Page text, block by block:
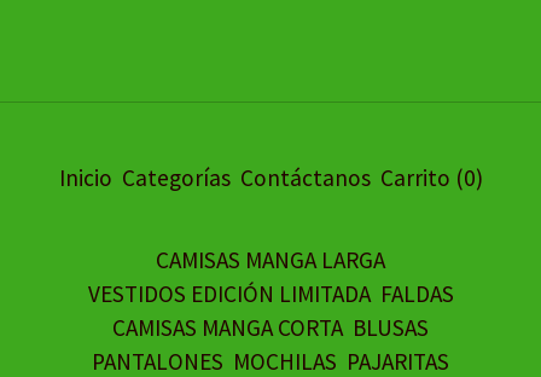
Inicio Categorías Contáctanos Carrito (0)
CAMISAS MANGA LARGA
VESTIDOS EDICIÓN LIMITADA FALDAS
CAMISAS MANGA CORTA BLUSAS
PANTALONES MOCHILAS PAJARITAS